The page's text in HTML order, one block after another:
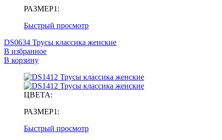
РАЗМЕР1:
Быстрый просмотр
DS0634 Трусы классика женские
В избранное
В корзину
ЦВЕТА:
РАЗМЕР1:
Быстрый просмотр